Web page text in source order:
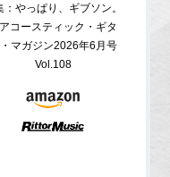
：やっぱり、ギブソン。
アコースティック・ギタ
マガジン2026年6月号
Vol.108